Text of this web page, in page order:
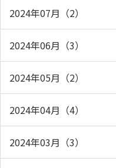
2024年07月（2）
2024年06月（3）
2024年05月（2）
2024年04月（4）
2024年03月（3）